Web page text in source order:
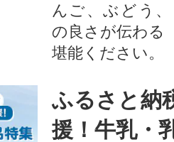
んご、ぶどう
の良さが伝わる
堪能ください。
ふるさと納
援！牛乳・